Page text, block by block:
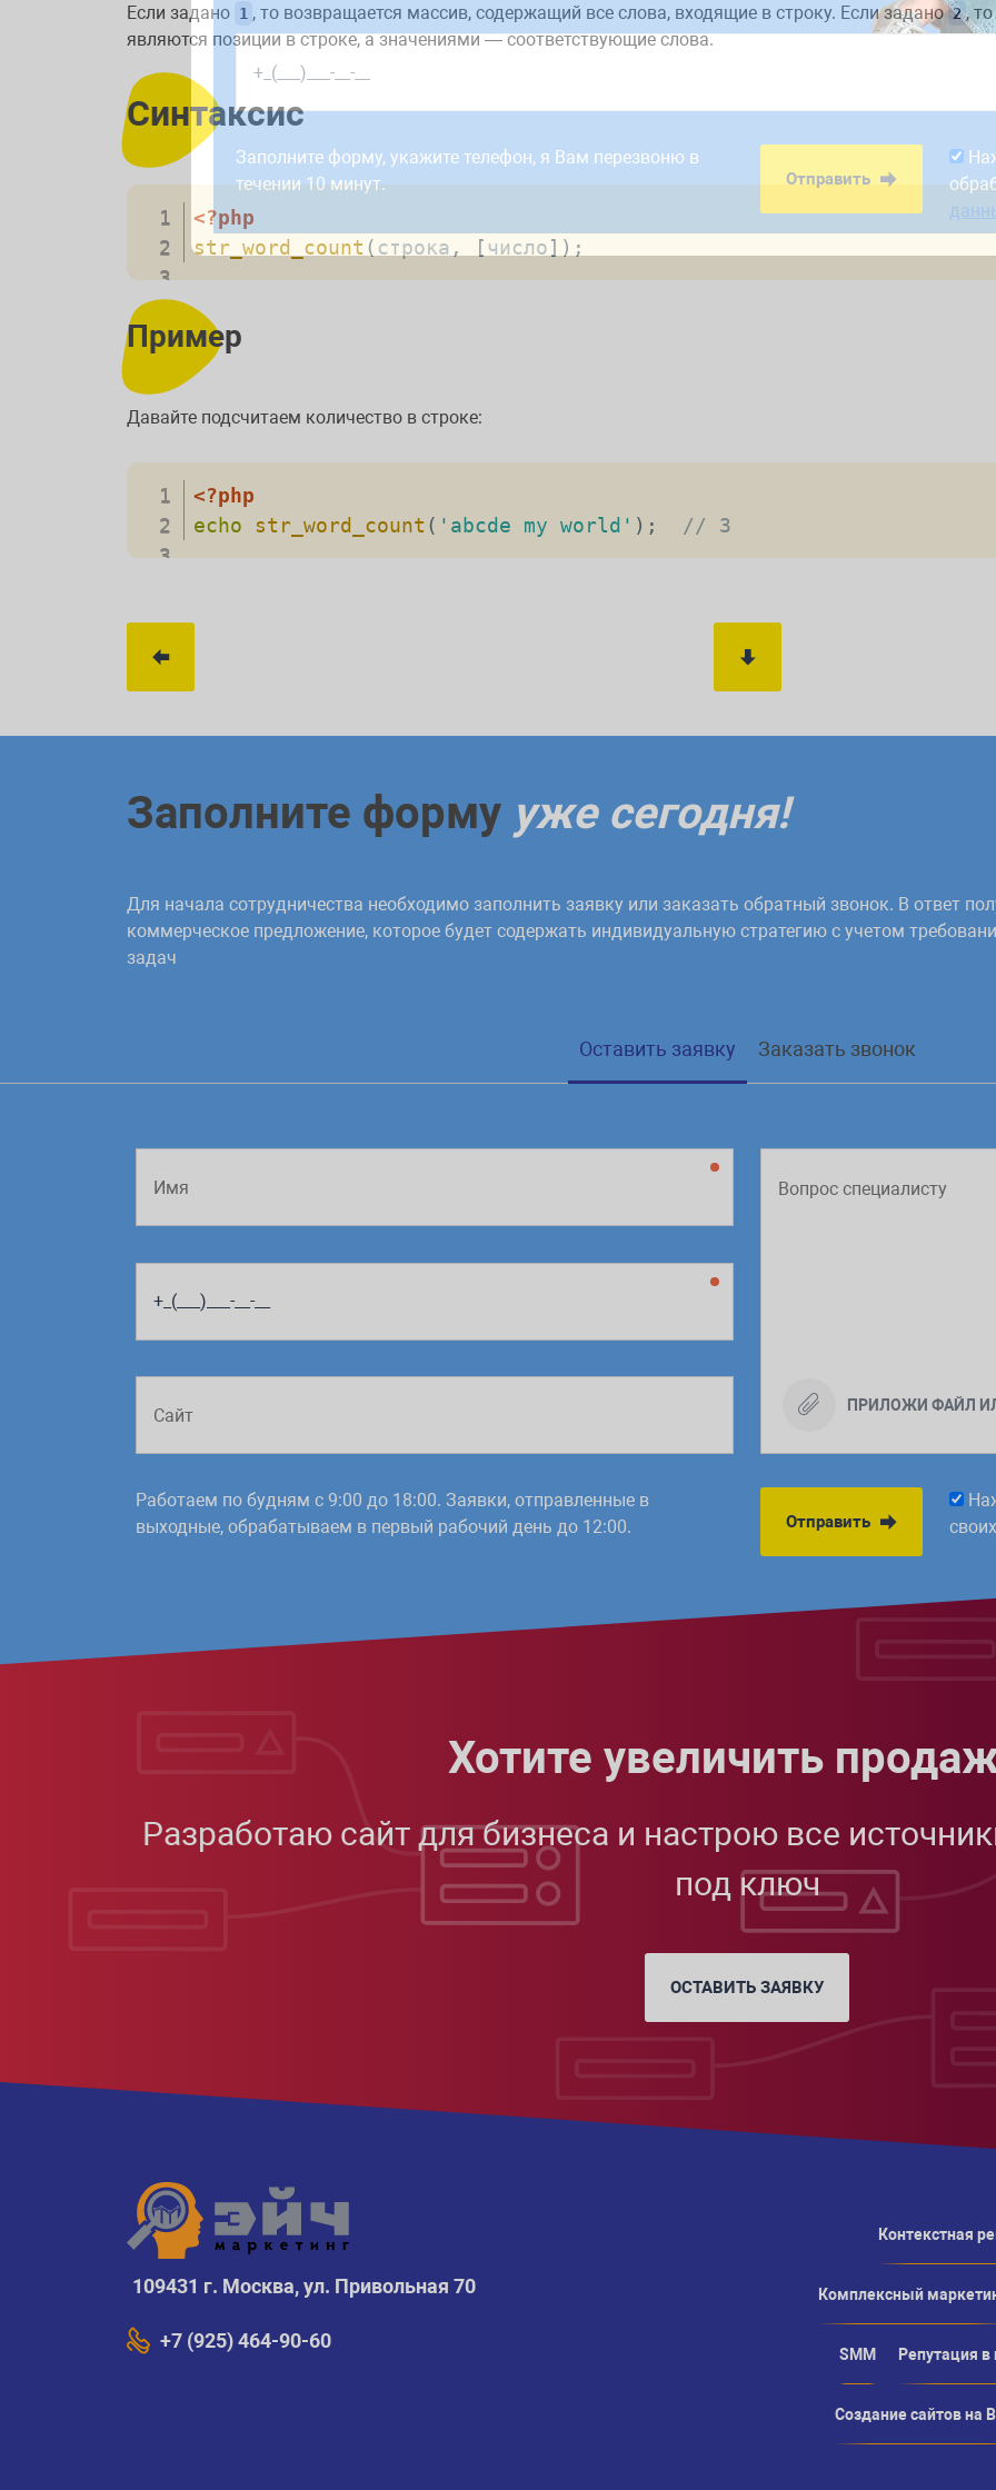
Если задано 1 , то возвращается массив, содержащий все слова, входящие в строку. Если задано 2 ,
являются позиции в строке, а значениями — соответствующие слова.
Синтаксис
<?php
str_word_count ( строка , [ число] ) ;
Пример
Давайте подсчитаем количество в строке:
<?php
echo
str_word_count ( 'abcde my world' ) ; // 3
Заполните форму уже сегодня!
Для начала сотрудничества необходимо заполнить заявку или заказать обратный звонок. В ответ
коммерческое предложение, которое будет содержать индивидуальную стратегию с учетом
задач
Оставить заявку Заказать звонок
ПРИЛОЖИ ФАЙЛ
Работаем по будням с 9:00 до 18:00. Заявки, отправленные в
выходные, обрабатываем в первый рабочий день до 12:00.
Отправить
своих
Хотите увеличить
Разработаю сайт для бизнеса и настрою все
под ключ
ОСТАВИТЬ ЗАЯВКУ
109431 г. Москва, ул. Привольная 70
+7 (925) 464-90-60
Контекстная
Комплексный
SMM Репутация в
Создание сайтов на
Работаем по будням с 9:00 до 18:00. Заявки,
рабочий день до 12:00.
Заполните форму, укажите телефон, я Вам перезвоню в
течении 10 минут.
Отправить